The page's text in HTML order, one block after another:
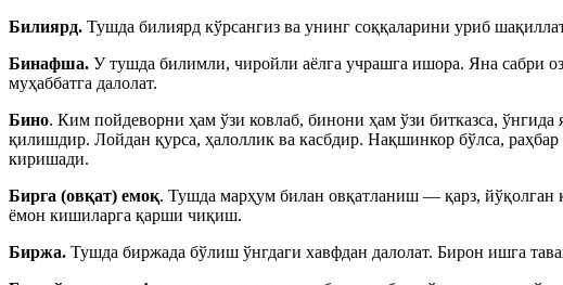
Билиярд. Тушда билиярд кўрсангиз ва унинг соққаларини уриб
Бинафша. У тушда билимли, чиройли аёлга учрашга ишора. Яна сабри
муҳаббатга далолат.
Бино. Ким пойдеворни ҳам ўзи ковлаб, бинони ҳам ўзи битказса,
қилишдир. Лойдан қурса, ҳалоллик ва касбдир. Нақшинкор бўлса,
киришади.
Бирга (овқат) емоқ. Тушда марҳум билан овқатланиш — қарз,
ёмон кишиларга қарши чиқиш.
Биржа. Тушда биржада бўлиш ўнгдаги хавфдан далолат. Бирон ишга